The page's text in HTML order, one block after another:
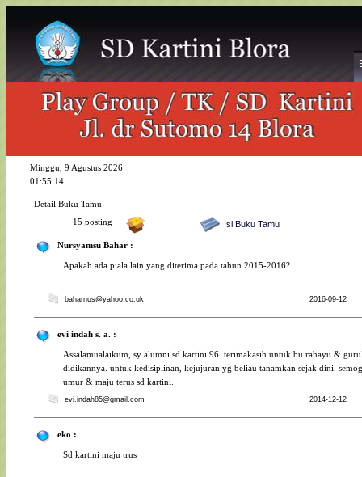
Minggu, 9 Agustus 2026
01:55:14
Detail Buku Tamu
15 posting
Isi Buku Tamu
Nursyamsu Bahar :
Apakah ada piala lain yang diterima pada tahun 2015-2016?
baharnus@yahoo.co.uk 2016-09-12
evi indah s. a. :
Assalamualaikum, sy alumni sd kartini 96. terimakasih untuk bu rahayu &
didikannya. untuk kedisiplinan, kejujuran yg beliau tanamkan sejak dini.
umur & maju terus sd kartini.
evi.indah85@gmail.com 2014-12-12
eko :
Sd kartini maju trus